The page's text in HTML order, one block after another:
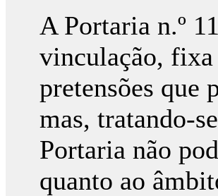
A Portaria n.º
vinculação,
pretensões que
mas, tratando-
Portaria não
quanto ao